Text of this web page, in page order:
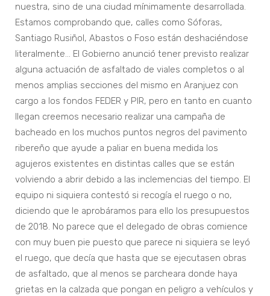
nuestra, sino de una ciudad mínimamente desarrollada.
Estamos comprobando que, calles como Sóforas,
Santiago Rusiñol, Abastos o Foso están deshaciéndose
literalmente… El Gobierno anunció tener previsto realizar
alguna actuación de asfaltado de viales completos o al
menos amplias secciones del mismo en Aranjuez con
cargo a los fondos FEDER y PIR, pero en tanto en cuanto
llegan creemos necesario realizar una campaña de
bacheado en los muchos puntos negros del pavimento
ribereño que ayude a paliar en buena medida los
agujeros existentes en distintas calles que se están
volviendo a abrir debido a las inclemencias del tiempo. El
equipo ni siquiera contestó si recogía el ruego o no,
diciendo que le aprobáramos para ello los presupuestos
de 2018. No parece que el delegado de obras comience
con muy buen pie puesto que parece ni siquiera se leyó
el ruego, que decía que hasta que se ejecutasen obras
de asfaltado, que al menos se parcheara donde haya
grietas en la calzada que pongan en peligro a vehículos y